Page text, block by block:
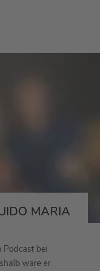
MARIA
Podcast bei
wäre er